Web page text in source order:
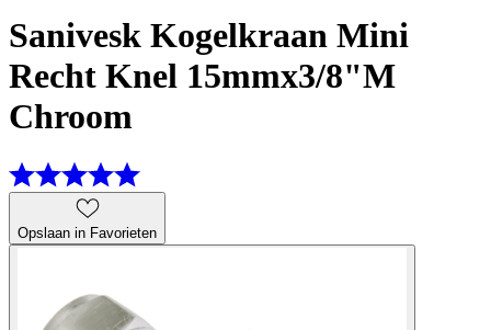
Sanivesk Kogelkraan Mini
Recht Knel 15mmx3/8"M
Chroom
Opslaan in Favorieten